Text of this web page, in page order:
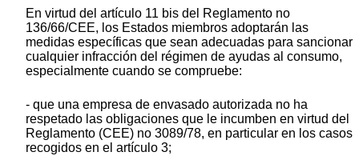
En virtud del artículo 11 bis del Reglamento no
136/66/CEE, los Estados miembros adoptarán las
medidas específicas que sean adecuadas para sancionar
cualquier infracción del régimen de ayudas al consumo,
especialmente cuando se compruebe:
- que una empresa de envasado autorizada no ha
respetado las obligaciones que le incumben en virtud del
Reglamento (CEE) no 3089/78, en particular en los casos
recogidos en el artículo 3;